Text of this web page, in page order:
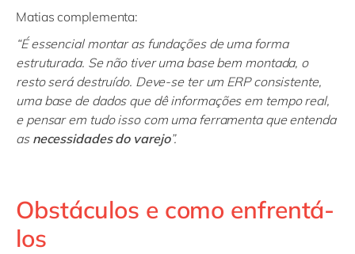
Matias complementa:
“É essencial montar as fundações de uma forma
estruturada. Se não tiver uma base bem montada, o
resto será destruído. Deve-se ter um ERP consistente,
uma base de dados que dê informações em tempo real,
e pensar em tudo isso com uma ferramenta que entenda
as necessidades do varejo”.
Obstáculos e como enfrentá-
los